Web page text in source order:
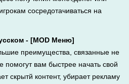
сосредотачиваться на
- [MOD Меню]
преимущества, связанные не
помогут вам быстрее начать свой
скрытй контент, убирает рекламу